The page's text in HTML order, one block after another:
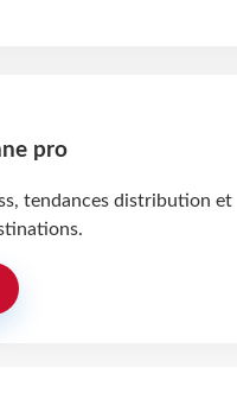
pro
tendances distribution et